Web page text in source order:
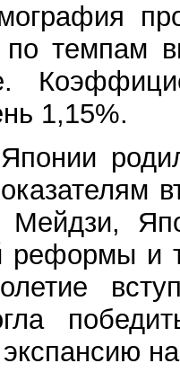
темпам
1,15%.
Мейдзи,
и